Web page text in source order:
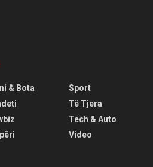
& Bota
Sport
Të Tjera
Tech & Auto
Video